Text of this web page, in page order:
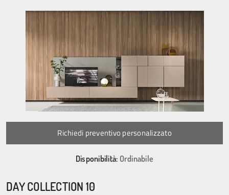
Richiedi preventivo personalizzato
Disponibilità: Ordinabile
DAY COLLECTION 10